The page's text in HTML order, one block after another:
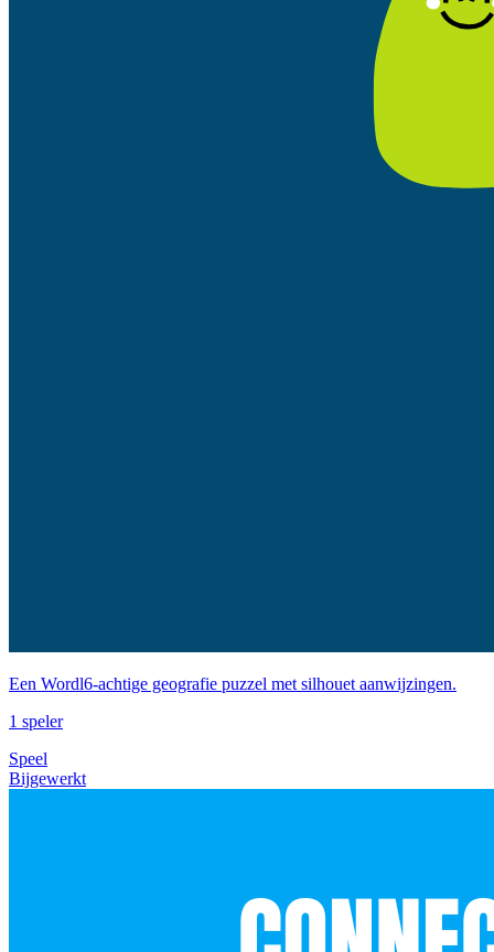
Een Wordl6-achtige geografie puzzel met silhouet aanwijzingen.
1 speler
Speel
Bijgewerkt